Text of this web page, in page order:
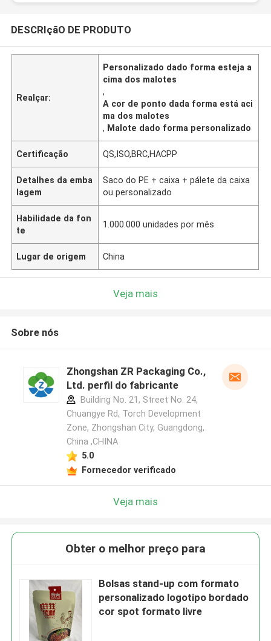
DESCRIçãO DE PRODUTO
Realçar:
Personalizado dado forma esteja a
cima dos malotes
,
A cor de ponto dada forma está aci
ma dos malotes
, Malote dado forma personalizado
Certificação QS,ISO,BRC,HACPP
Detalhes da emba
lagem
Saco do PE + caixa + pálete da caixa
ou personalizado
Habilidade da fon
te
1.000.000 unidades por mês
Lugar de origem China
Veja mais
Sobre nós
Zhongshan ZR Packaging Co.,
Ltd. perfil do fabricante
Building No. 21, Street No. 24,
Chuangye Rd, Torch Development
Zone, Zhongshan City, Guangdong,
China ,CHINA
5.0
Fornecedor verificado
Veja mais
Obter o melhor preço para
Bolsas stand-up com formato
personalizado logotipo bordado
cor spot formato livre